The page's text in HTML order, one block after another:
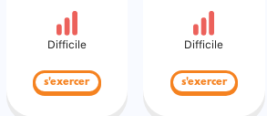
Difficile
s'exercer
Difficile
s'exercer